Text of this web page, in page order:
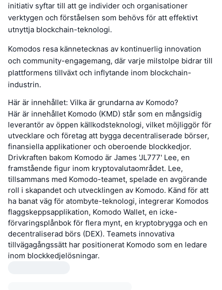
initiativ syftar till att ge individer och organisationer
verktygen och förståelsen som behövs för att effektivt
utnyttja blockchain-teknologi.
Komodos resa kännetecknas av kontinuerlig innovation
och community-engagemang, där varje milstolpe bidrar till
plattformens tillväxt och inflytande inom blockchain-
industrin.
Här är innehållet: Vilka är grundarna av Komodo?
Här är innehållet Komodo (KMD) står som en mångsidig
leverantör av öppen källkodsteknologi, vilket möjliggör för
utvecklare och företag att bygga decentraliserade börser,
finansiella applikationer och oberoende blockkedjor.
Drivkraften bakom Komodo är James 'JL777' Lee, en
framstående figur inom kryptovalutaområdet. Lee,
tillsammans med Komodo-teamet, spelade en avgörande
roll i skapandet och utvecklingen av Komodo. Känd för att
ha banat väg för atombyte-teknologi, integrerar Komodos
flaggskeppsapplikation, Komodo Wallet, en icke-
förvaringsplånbok för flera mynt, en kryptobrygga och en
decentraliserad börs (DEX). Teamets innovativa
tillvägagångssätt har positionerat Komodo som en ledare
inom blockkedjelösningar.